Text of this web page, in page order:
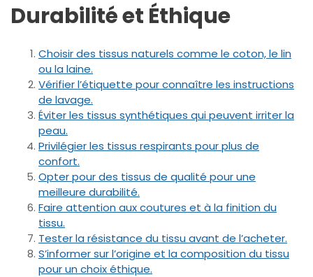
Durabilité et Éthique
Choisir des tissus naturels comme le coton, le lin
ou la laine.
Vérifier l’étiquette pour connaître les instructions
de lavage.
Éviter les tissus synthétiques qui peuvent irriter la
peau.
Privilégier les tissus respirants pour plus de
confort.
Opter pour des tissus de qualité pour une
meilleure durabilité.
Faire attention aux coutures et à la finition du
tissu.
Tester la résistance du tissu avant de l’acheter.
S’informer sur l’origine et la composition du tissu
pour un choix éthique.